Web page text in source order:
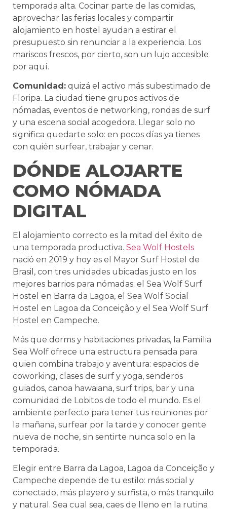
temporada alta. Cocinar parte de las comidas,
aprovechar las ferias locales y compartir
alojamiento en hostel ayudan a estirar el
presupuesto sin renunciar a la experiencia. Los
mariscos frescos, por cierto, son un lujo accesible
por aquí.
Comunidad: quizá el activo más subestimado de
Floripa. La ciudad tiene grupos activos de
nómadas, eventos de networking, rondas de surf
y una escena social acogedora. Llegar solo no
significa quedarte solo: en pocos días ya tienes
con quién surfear, trabajar y cenar.
DÓNDE ALOJARTE
COMO NÓMADA
DIGITAL
El alojamiento correcto es la mitad del éxito de
una temporada productiva. Sea Wolf Hostels
nació en 2019 y hoy es el Mayor Surf Hostel de
Brasil, con tres unidades ubicadas justo en los
mejores barrios para nómadas: el Sea Wolf Surf
Hostel en Barra da Lagoa, el Sea Wolf Social
Hostel en Lagoa da Conceição y el Sea Wolf Surf
Hostel en Campeche.
Más que dorms y habitaciones privadas, la Família
Sea Wolf ofrece una estructura pensada para
quien combina trabajo y aventura: espacios de
coworking, clases de surf y yoga, senderos
guiados, canoa hawaiana, surf trips, bar y una
comunidad de Lobitos de todo el mundo. Es el
ambiente perfecto para tener tus reuniones por
la mañana, surfear por la tarde y conocer gente
nueva de noche, sin sentirte nunca solo en la
temporada.
Elegir entre Barra da Lagoa, Lagoa da Conceição y
Campeche depende de tu estilo: más social y
conectado, más playero y surfista, o más tranquilo
y natural. Sea cual sea, caes de lleno en la rutina